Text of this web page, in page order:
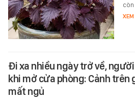
còn
Đi xa nhiều ngày trở về,
khi mở cửa phòng: Cảnh trên
mất ngủ